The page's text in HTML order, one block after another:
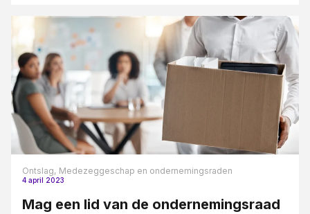
Pensioenrecht
Privacy-recht
Reorganisatie
Vastgoedrecht
Vennootschapsrecht
Verzekeringsrecht
VSO
Ontslag, Medezeggeschap en ondernemingsraden
4 april 2023
Mag een lid van de ondernemingsraad